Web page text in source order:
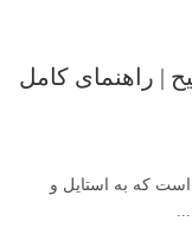
راهنمای کامل
که به استایل و